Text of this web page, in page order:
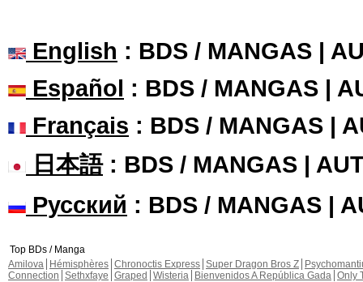
English : BDS / MANGAS |
Español : BDS / MANGAS |
Français : BDS / MANGAS |
日本語: BDS / MANGAS |
Русский : BDS / MANGAS |
Top BDs / Manga
Amilova
Hémisphères Chronoctis Express Super Dragon Bros Z
Connection Sethxfaye Graped Wisteria Bienvenidos A República Gada Only